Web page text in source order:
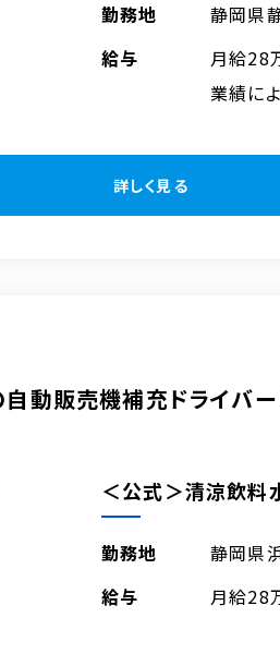
勤務地 静岡県
給与
月給28
業績に
詳しく見る
自動販売機補充ドライ
＜公式＞清涼飲料
勤務地 静岡県
給与
月給28